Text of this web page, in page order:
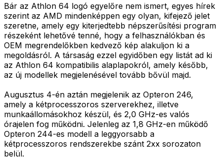
Bár az Athlon 64 logó egyelőre nem ismert, egyes hírek
szerint az AMD mindenképpen egy olyan, kifejező jelet
szeretne, amely egy kiterjedtebb népszerűsítési program
részeként lehetővé tenné, hogy a felhasználókban és
OEM megrendelőkben kedvező kép alakuljon ki a
megoldásról. A társaság ezzel egyidőben egy listát ad ki
az Athlon 64 kompatibilis alaplapokról, amely később,
az új modellek megjelenésével tovább bővül majd.
Augusztus 4-én aztán megjelenik az Opteron 246,
amely a kétprocesszoros szerverekhez, illetve
munkaállomásokhoz készül, és 2,0 GHz-es valós
órajelen fog működni. Jelenleg az 1,8 GHz-en működő
Opteron 244-es modell a leggyorsabb a
kétprocesszoros rendszerekbe szánt 2xx sorozaton
belül.